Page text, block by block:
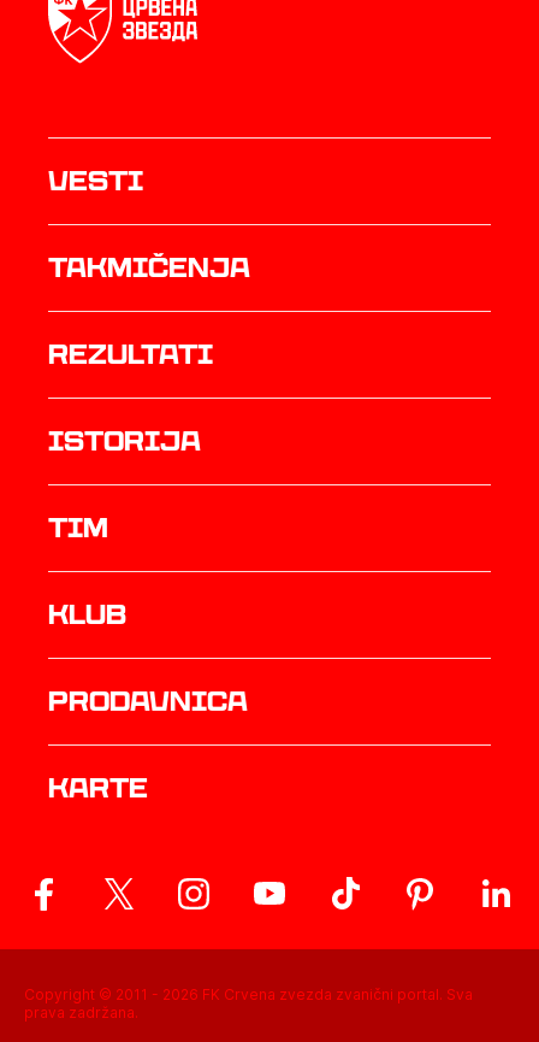
Vesti
Takmičenja
rezultati
istorija
TIM
Klub
prodavnica
Karte
Copyright © 2011 - 2026 FK Crvena zvezda zvanični portal. Sva
prava zadržana.